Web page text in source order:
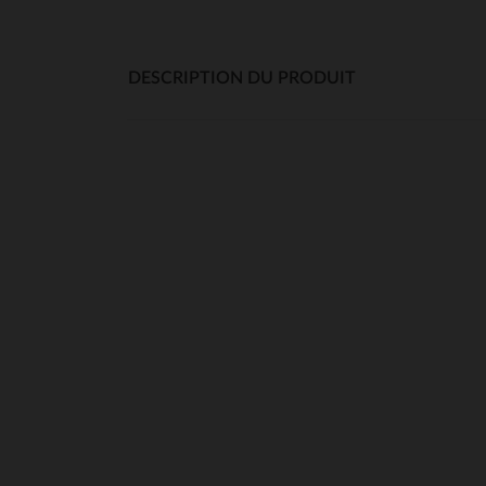
DESCRIPTION DU PRODUIT